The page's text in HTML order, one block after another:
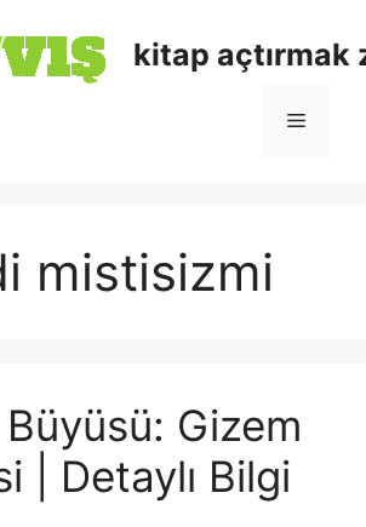
kitap açtırmak
mistisizmi
Gizem
| Detaylı Bilgi